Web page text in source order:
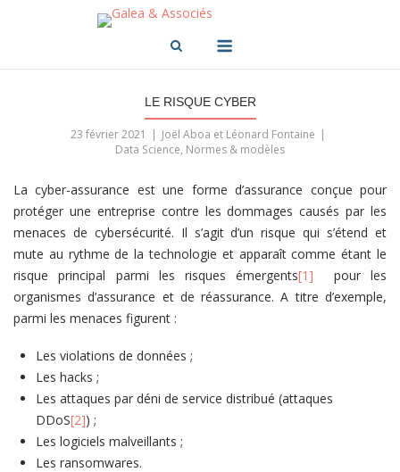
LE RISQUE CYBER
23 février 2021
Joël Aboa et Léonard Fontaine
Data Science, Normes & modèles
La cyber-assurance est une forme d’assurance conçue pour
protéger une entreprise contre les dommages causés par les
menaces de cybersécurité. Il s’agit d’un risque qui s’étend et
mute au rythme de la technologie et apparaît comme étant le
risque principal parmi les risques émergents[1] pour les
organismes d’assurance et de réassurance. A titre d’exemple,
parmi les menaces figurent :
Les violations de données ;
Les hacks ;
Les attaques par déni de service distribué (attaques
DDoS[2]) ;
Les logiciels malveillants ;
Les ransomwares.